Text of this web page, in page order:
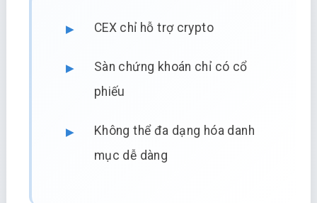
CEX chỉ hỗ trợ crypto
Sàn chứng khoán chỉ có cổ
phiếu
Không thể đa dạng hóa danh
mục dễ dàng